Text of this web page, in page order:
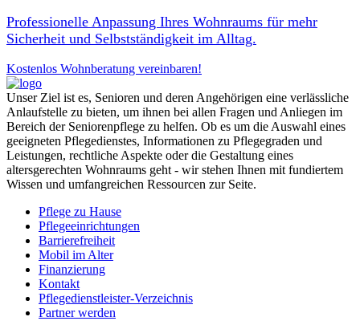
Professionelle Anpassung Ihres Wohnraums für mehr
Sicherheit und Selbstständigkeit im Alltag.
Kostenlos Wohnberatung vereinbaren!
Unser Ziel ist es, Senioren und deren Angehörigen eine verlässliche
Anlaufstelle zu bieten, um ihnen bei allen Fragen und Anliegen im
Bereich der Seniorenpflege zu helfen. Ob es um die Auswahl eines
geeigneten Pflegedienstes, Informationen zu Pflegegraden und
Leistungen, rechtliche Aspekte oder die Gestaltung eines
altersgerechten Wohnraums geht - wir stehen Ihnen mit fundiertem
Wissen und umfangreichen Ressourcen zur Seite.
Pflege zu Hause
Pflegeeinrichtungen
Barrierefreiheit
Mobil im Alter
Finanzierung
Kontakt
Pflegedienstleister-Verzeichnis
Partner werden